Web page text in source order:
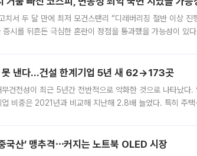
서 두 달 만에 최저 모건스탠리 “디레버리징 절반 이상 진
증시를 뒤흔든 극심한 혼란이 정점을 통과했을 가능성이 있
못 낸다…건설 한계기업 5년 새 62→173곳
건전성이 최근 5년간 전반적으로 악화한 것으로 나타났다.
비중은 2021년과 비교해 지난해 2.8배 늘었다. 특히 주택
국산’ 맹추격⋯커지는 노트북 OLED 시장